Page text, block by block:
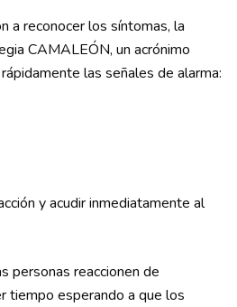
a reconocer los síntomas, la
CAMALEÓN, un acrónimo
las señales de alarma:
y acudir inmediatamente al
personas reaccionen de
tiempo esperando a que los